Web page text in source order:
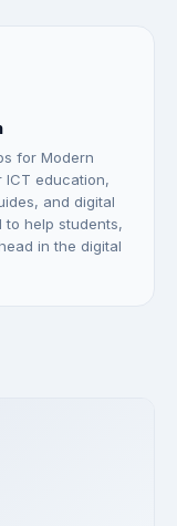
for Modern
ICT education,
and digital
to help students,
in the digital